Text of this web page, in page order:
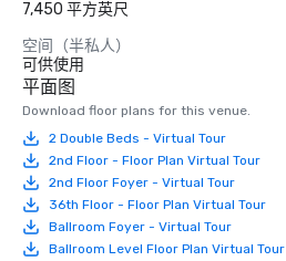
7,450 平方英尺
空间（半私人）
可供使用
平面图
Download floor plans for this venue.
2 Double Beds - Virtual Tour
2nd Floor - Floor Plan Virtual Tour
2nd Floor Foyer - Virtual Tour
36th Floor - Floor Plan Virtual Tour
Ballroom Foyer - Virtual Tour
Ballroom Level Floor Plan Virtual Tour